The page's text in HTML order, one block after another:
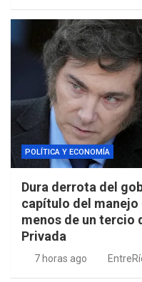
POLÍTICA Y ECONOMÍA
Dura derrota del
capítulo del manejo
menos de un tercio
Privada
7 horas ago